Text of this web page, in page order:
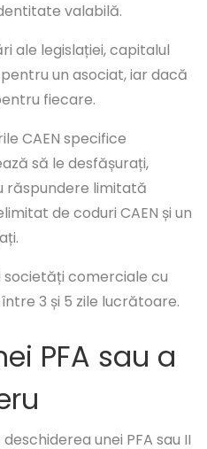
valabilă.
ale legislației, capitalul
un asociat, iar dacă
fiecare.
CAEN specifice
să le desfășurați,
răspundere limitată
de coduri CAEN și un
societăți comerciale cu
3 și 5 zile lucrătoare.
PFA sau a
unei PFA sau II